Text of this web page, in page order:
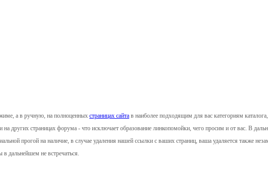
а в ручную, на полноценных страницах сайта в наиболее подходящим для вас категориям
на других страницах форума - что исключает образование линкопомойки, чего просим и от вас. В
прогой на наличие, в случае удаления нашей ссылки с ваших страниц, ваша удаляется также
дальнейшем не встречаться.